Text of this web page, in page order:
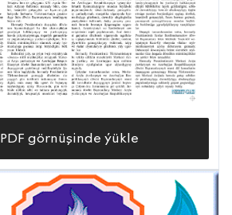
PDF görnüşinde ýükle